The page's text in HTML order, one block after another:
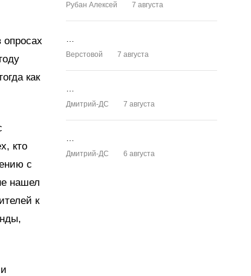
как
кто
с
нашел
к
Рубан Алексей 7 августа
Верстовой 7 августа
Дмитрий-ДС 7 августа
Дмитрий-ДС 6 августа